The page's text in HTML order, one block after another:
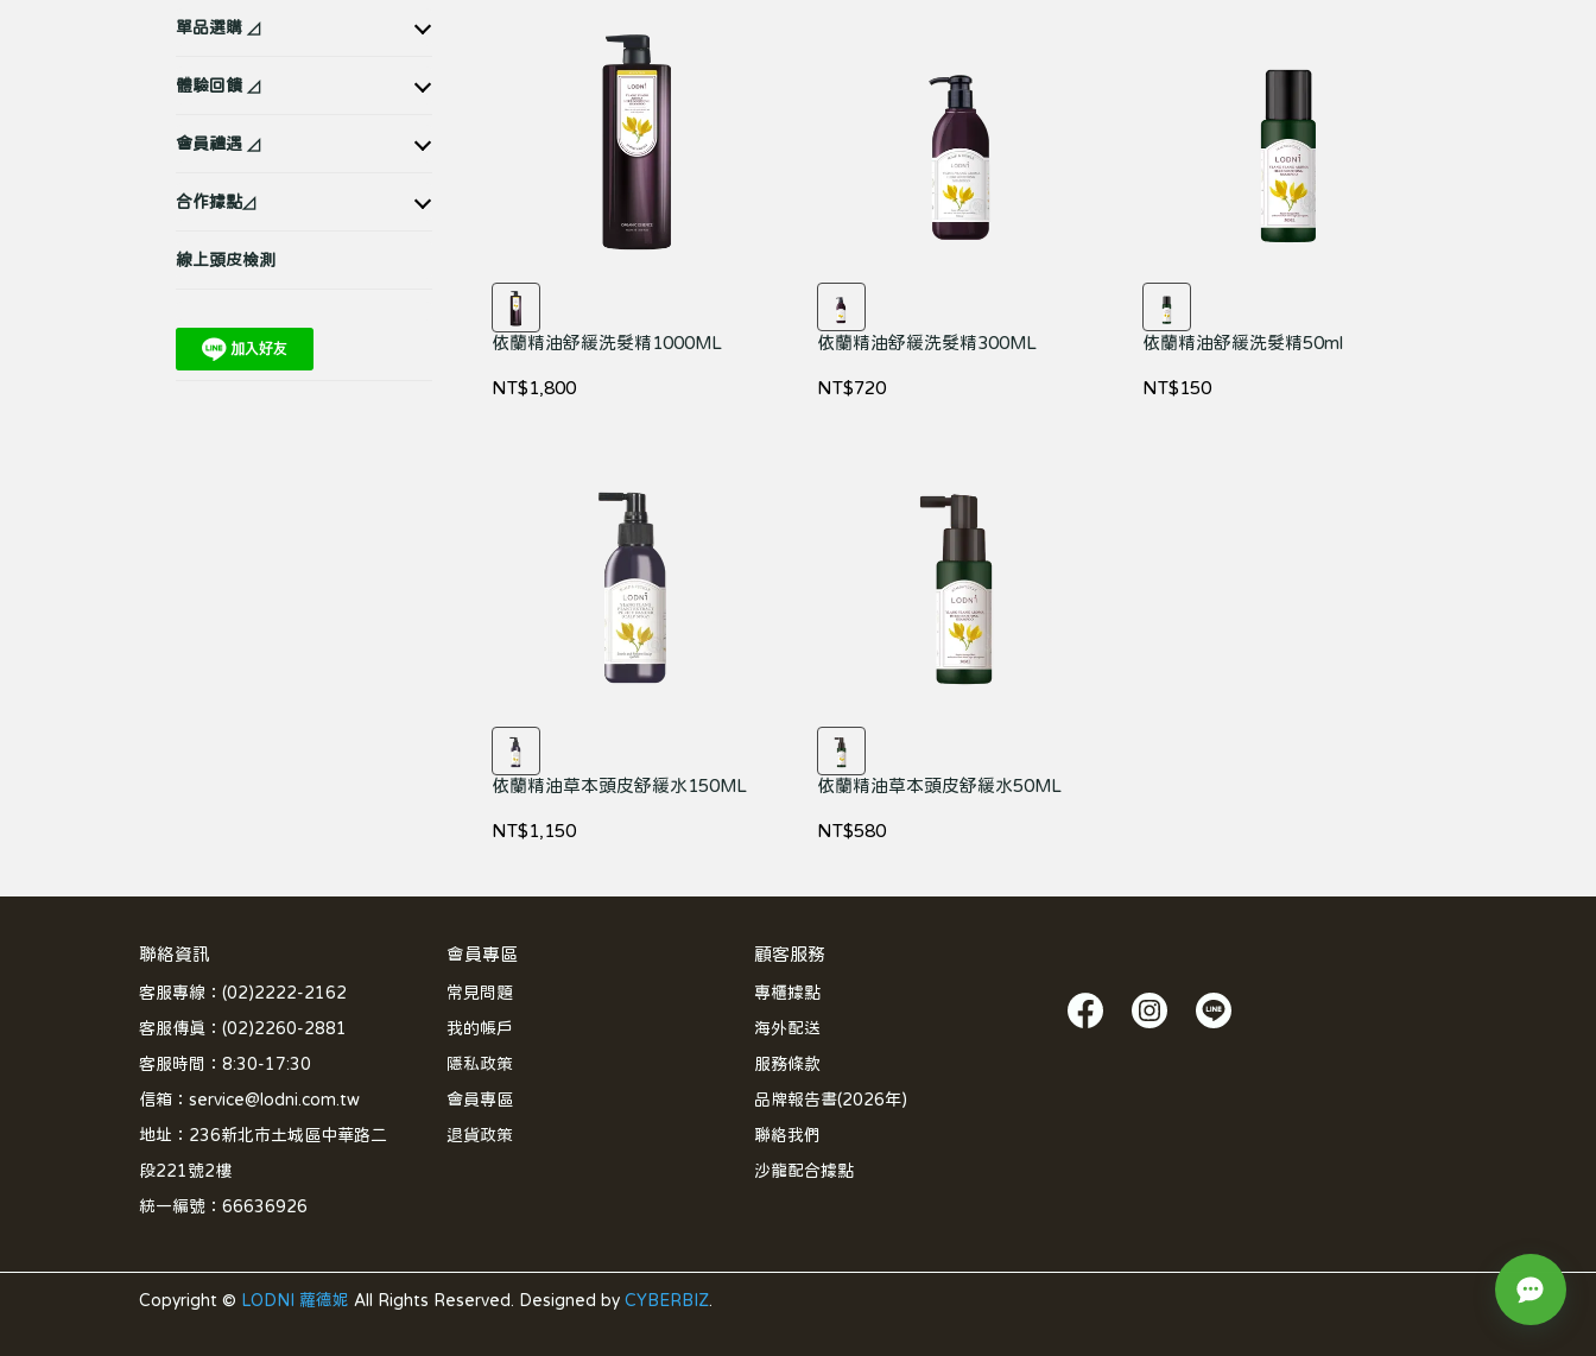
單品選購 ◿
體驗回饋 ◿
會員禮遇 ◿
合作據點◿
線上頭皮檢測
依蘭精油舒緩洗髮精1000ML
NT$1,800
依蘭精油舒緩洗髮精300ML
NT$720
依蘭精油舒緩洗髮精50ml
NT$150
依蘭精油草本頭皮舒緩水150ML
NT$1,150
依蘭精油草本頭皮舒緩水50ML
NT$580
聯絡資訊
客服專線：(02)2222-2162
客服傳真：(02)2260-2881
客服時間：8:30-17:30
信箱：service@lodni.com.tw
地址：236新北市土城區中華路二
段221號2樓
統一編號：66636926
會員專區
常見問題
我的帳戶
隱私政策
會員專區
退貨政策
顧客服務
專櫃據點
海外配送
服務條款
品牌報告書(2026年)
聯絡我們
沙龍配合據點
Copyright © LODNI 蘿德妮 All Rights Reserved. Designed by CYBERBIZ.